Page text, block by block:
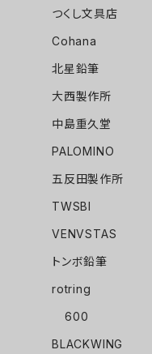
つくし文具店
Cohana
北星鉛筆
大西製作所
中島重久堂
PALOMINO
五反田製作所
TWSBI
VENVSTAS
トンボ鉛筆
rotring
600
BLACKWING